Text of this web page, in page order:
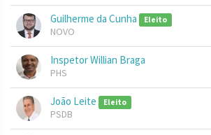
Guilherme da Cunha Eleito
NOVO
Inspetor Willian Braga
PHS
João Leite Eleito
PSDB